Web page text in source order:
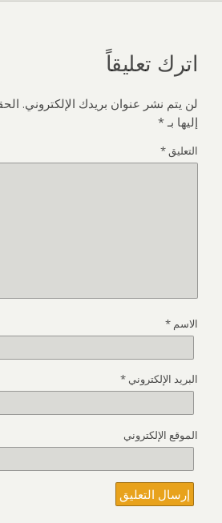
اترك تعليقاً
لن يتم نشر عنوان بريدك الإلكتروني.
إليها بـ *
التعليق*
الاسم *
البريد الإلكتروني *
الموقع الإلكتروني